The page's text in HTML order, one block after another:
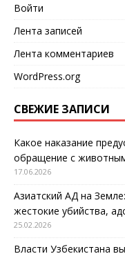
Войти
Лента записей
Лента комментариев
WordPress.org
СВЕЖИЕ ЗАПИСИ
Какое наказание
обращение с
17.06.2026
Азиатский АД на
жестокие убийства,
25.02.2026
Власти Узбекистана